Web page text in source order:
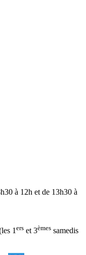
à 12h et de 13h30 à
1ers et 3èmes samedis